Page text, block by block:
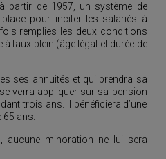
partir de 1957, un système de
pour inciter les salariés à
remplies les deux conditions
taux plein (âge légal et durée de
ses annuités et qui prendra sa
verra appliquer sur sa pension
trois ans. Il bénéficiera d’une
65 ans.
aucune minoration ne lui sera